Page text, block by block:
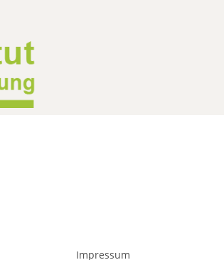
Impressum